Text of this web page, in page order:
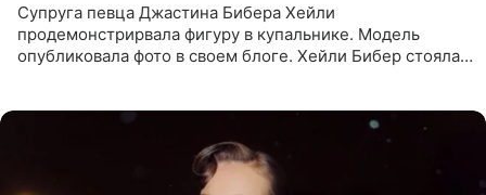
Супруга певца Джастина Бибера Хейли
продемонстрирвала фигуру в купальнике. Модель
опубликовала фото в своем блоге. Хейли Бибер стояла